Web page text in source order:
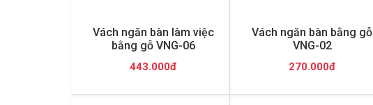
Vách ngăn bàn làm việc
bằng gỗ VNG-06
443.000đ
Vách ngăn bàn bằng gỗ
VNG-02
270.000đ